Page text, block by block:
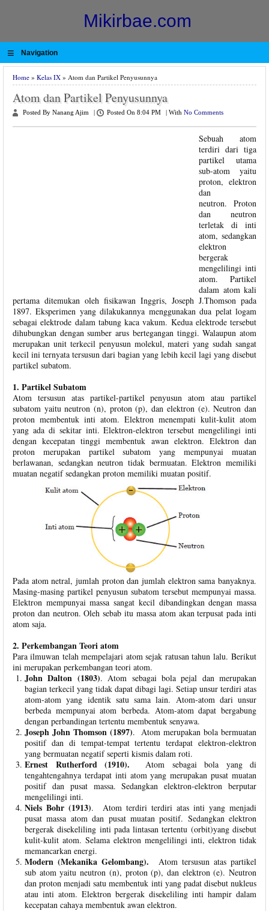
Mikirbae.com
≡ Navigation
Home » Kelas IX » Atom dan Partikel Penyusunnya
Atom dan Partikel Penyusunnya
Posted By Nanang Ajim Posted On 8:04 PM With No Comments
Sebuah atom
terdiri dari tiga
partikel utama
sub-atom yaitu
proton, elektron
dan
neutron. Proton
dan neutron
terletak di inti
atom, sedangkan
elektron
bergerak
mengelilingi inti
atom. Partikel
dalam atom kali
pertama ditemukan oleh fisikawan Inggris, Joseph J.Thomson pada
1897. Eksperimen yang dilakukannya menggunakan dua pelat logam
sebagai elektrode dalam tabung kaca vakum. Kedua elektrode tersebut
dihubungkan dengan sumber arus bertegangan tinggi. Walaupun atom
merupakan unit terkecil penyusun molekul, materi yang sudah sangat
kecil ini ternyata tersusun dari bagian yang lebih kecil lagi yang disebut
partikel subatom.
1. Partikel Subatom
Atom tersusun atas partikel-partikel penyusun atom atau partikel
subatom yaitu neutron (n), proton (p), dan elektron (e). Neutron dan
proton membentuk inti atom. Elektron menempati kulit-kulit atom
yang ada di sekitar inti. Elektron-elektron tersebut mengelilingi inti
dengan kecepatan tinggi membentuk awan elektron. Elektron dan
proton merupakan partikel subatom yang mempunyai muatan
berlawanan, sedangkan neutron tidak bermuatan. Elektron memiliki
muatan negatif sedangkan proton memiliki muatan positif.
Pada atom netral, jumlah proton dan jumlah elektron sama banyaknya.
Masing-masing partikel penyusun subatom tersebut mempunyai massa.
Elektron mempunyai massa sangat kecil dibandingkan dengan massa
proton dan neutron. Oleh sebab itu massa atom akan terpusat pada inti
atom saja.
2. Perkembangan Teori atom
Para ilmuwan telah mempelajari atom sejak ratusan tahun lalu. Berikut
ini merupakan perkembangan teori atom.
John Dalton (1803). Atom sebagai bola pejal dan merupakan
bagian terkecil yang tidak dapat dibagi lagi. Setiap unsur terdiri atas
atom-atom yang identik satu sama lain. Atom-atom dari unsur
berbeda mempunyai atom berbeda. Atom-atom dapat bergabung
dengan perbandingan tertentu membentuk senyawa.
Joseph John Thomson (1897). Atom merupakan bola bermuatan
positif dan di tempat-tempat tertentu terdapat elektron-elektron
yang bermuatan negatif seperti kismis dalam roti.
Ernest Rutherford (1910). Atom sebagai bola yang di
tengahtengahnya terdapat inti atom yang merupakan pusat muatan
positif dan pusat massa. Sedangkan elektron-elektron berputar
mengelilingi inti.
Niels Bohr (1913). Atom terdiri terdiri atas inti yang menjadi
pusat massa atom dan pusat muatan positif. Sedangkan elektron
bergerak disekeliling inti pada lintasan tertentu (orbit)yang disebut
kulit-kulit atom. Selama elektron mengelilingi inti, elektron tidak
memancarkan energi.
Modern (Mekanika Gelombang). Atom tersusun atas partikel
sub atom yaitu neutron (n), proton (p), dan elektron (e). Neutron
dan proton menjadi satu membentuk inti yang padat disebut nukleus
atau inti atom. Elektron bergerak disekeliling inti hampir dalam
kecepatan cahaya membentuk awan elektron.